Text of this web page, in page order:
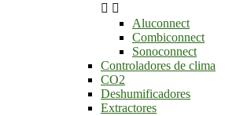
 
Aluconnect
Combiconnect
Sonoconnect
Controladores de clima
CO2
Deshumificadores
Extractores